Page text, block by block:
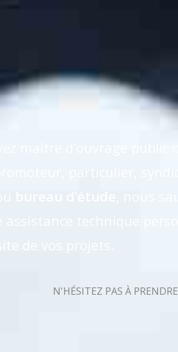
maître d’ouvrage public
particulier, syndic
, nous
technique
de vos projets.
N'HÉSITEZ PAS À